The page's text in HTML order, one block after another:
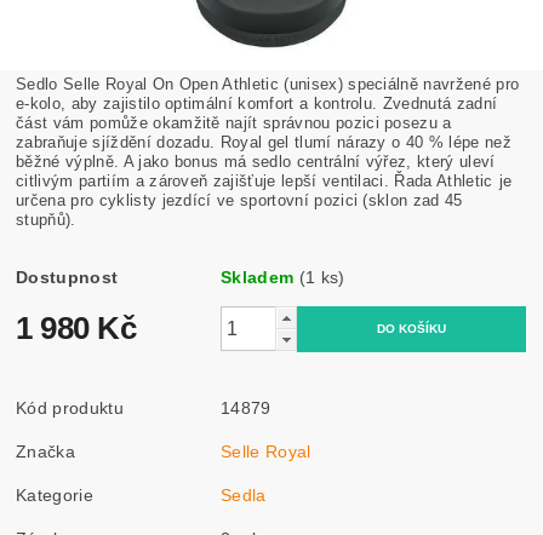
Sedlo Selle Royal On Open Athletic (unisex) speciálně navržené pro
e-kolo, aby zajistilo optimální komfort a kontrolu. Zvednutá zadní
část vám pomůže okamžitě najít správnou pozici posezu a
zabraňuje sjíždění dozadu. Royal gel tlumí nárazy o 40 % lépe než
běžné výplně. A jako bonus má sedlo centrální výřez, který uleví
citlivým partiím a zároveň zajišťuje lepší ventilaci. Řada Athletic je
určena pro cyklisty jezdící ve sportovní pozici(sklon zad 45
stupňů).
Dostupnost Skladem (1 ks)
1 980 Kč
Kód produktu 14879
Značka Selle Royal
Kategorie Sedla